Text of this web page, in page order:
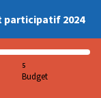
participatif 2024
5
Budget